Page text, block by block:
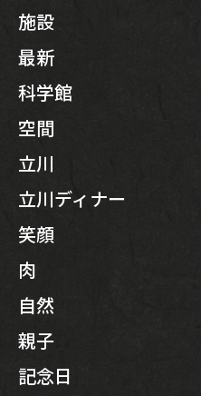
施設
最新
科学館
空間
立川
立川ディナー
笑顔
肉
自然
親子
記念日